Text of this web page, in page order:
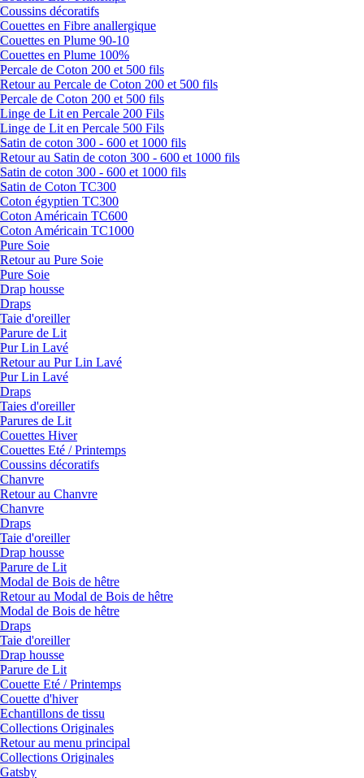
Coussins décoratifs
Couettes en Fibre anallergique
Couettes en Plume 90-10
Couettes en Plume 100%
Percale de Coton 200 et 500 fils
Retour au Percale de Coton 200 et 500 fils
Percale de Coton 200 et 500 fils
Linge de Lit en Percale 200 Fils
Linge de Lit en Percale 500 Fils
Satin de coton 300 - 600 et 1000 fils
Retour au Satin de coton 300 - 600 et 1000 fils
Satin de coton 300 - 600 et 1000 fils
Satin de Coton TC300
Coton égyptien TC300
Coton Américain TC600
Coton Américain TC1000
Pure Soie
Retour au Pure Soie
Pure Soie
Drap housse
Draps
Taie d'oreiller
Parure de Lit
Pur Lin Lavé
Retour au Pur Lin Lavé
Pur Lin Lavé
Draps
Taies d'oreiller
Parures de Lit
Couettes Hiver
Couettes Eté / Printemps
Coussins décoratifs
Chanvre
Retour au Chanvre
Chanvre
Draps
Taie d'oreiller
Drap housse
Parure de Lit
Modal de Bois de hêtre
Retour au Modal de Bois de hêtre
Modal de Bois de hêtre
Draps
Taie d'oreiller
Drap housse
Parure de Lit
Couette Eté / Printemps
Couette d'hiver
Echantillons de tissu
Collections Originales
Retour au menu principal
Collections Originales
Gatsby